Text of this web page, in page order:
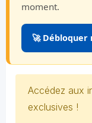
moment.
🚀 Débloquer
Accédez aux
exclusives !